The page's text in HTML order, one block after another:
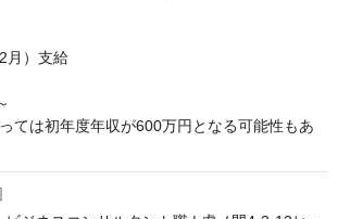
月）支給
ては初年度年収が600万円となる可能性もあ